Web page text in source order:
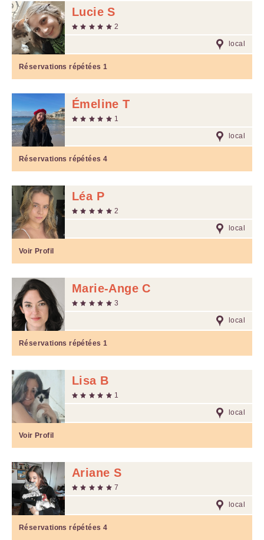
Lucie S
2
local
Réservations répétées 1
Émeline T
1
local
Réservations répétées 4
Léa P
2
local
Voir Profil
Marie-Ange C
3
local
Réservations répétées 1
Lisa B
1
local
Voir Profil
Ariane S
7
local
Réservations répétées 4